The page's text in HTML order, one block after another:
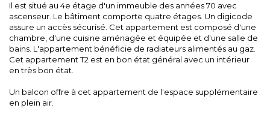
Il est situé au 4e étage d'un immeuble des années 70 avec
ascenseur. Le bâtiment comporte quatre étages. Un digicode
assure un accès sécurisé. Cet appartement est composé d'une
chambre, d'une cuisine aménagée et équipée et d'une salle de
bains. L'appartement bénéficie de radiateurs alimentés au gaz.
Cet appartement T2 est en bon état général avec un intérieur
en très bon état.
Un balcon offre à cet appartement de l'espace supplémentaire
en plein air.